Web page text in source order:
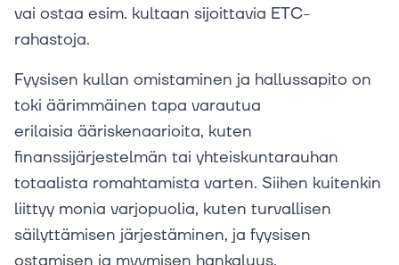
vai ostaa esim. kultaan sijoittavia ETC-
rahastoja.
Fyysisen kullan omistaminen ja hallussapito on
toki äärimmäinen tapa varautua
erilaisia ääriskenaarioita, kuten
finanssijärjestelmän tai yhteiskuntarauhan
totaalista romahtamista varten. Siihen kuitenkin
liittyy monia varjopuolia, kuten turvallisen
säilyttämisen järjestäminen, ja fyysisen